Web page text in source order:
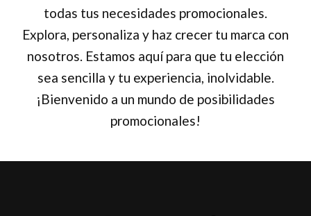
todas tus necesidades promocionales.
Explora, personaliza y haz crecer tu marca con
nosotros. Estamos aquí para que tu elección
sea sencilla y tu experiencia, inolvidable.
¡Bienvenido a un mundo de posibilidades
promocionales!